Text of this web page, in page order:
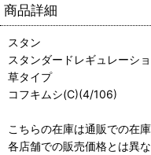
商品詳細
スタン
スタンダードレギュレーシ
草タイプ
コフキムシ(C)(4/106)
こちらの在庫は通販での在
各店舗での販売価格とは異